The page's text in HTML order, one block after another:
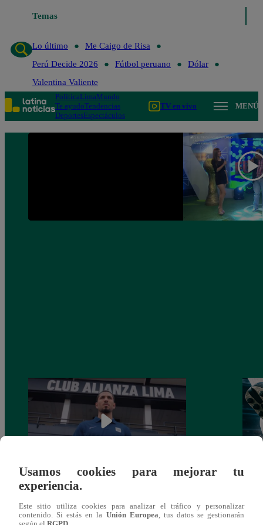
Temas
Lo último
Me Caigo de Risa
Perú Decide 2026
Fútbol peruano
Dólar
Valentina Valiente
PolíticaLimaMundo
Te ayudoTendencias
DeportesEspectáculos
TV en vivo MENÚ
Alianza Lima: así anunció a Sergio Peña
como nuevo fichaje para el Torneo
Clausura 2025
Usamos cookies para mejorar tu
experiencia.
Este sitio utiliza cookies para analizar el tráfico y personalizar
contenido. Si estás en la Unión Europea, tus datos se gestionarán